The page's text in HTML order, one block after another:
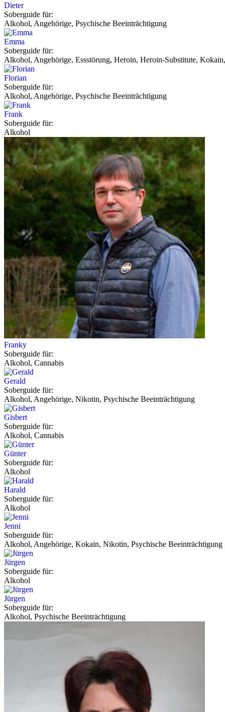
Dieter
Soberguide für:
Alkohol, Angehörige, Psychische Beeinträchtigung
Emma
Soberguide für:
Alkohol, Angehörige, Essstörung, Heroin, Heroin-Substitute,
Florian
Soberguide für:
Alkohol, Angehörige, Psychische Beeinträchtigung
Frank
Soberguide für:
Alkohol
Franky
Soberguide für:
Alkohol, Cannabis
Gerald
Soberguide für:
Alkohol, Angehörige, Nikotin, Psychische Beeinträchtigung
Gisbert
Soberguide für:
Alkohol, Cannabis
Günter
Soberguide für:
Alkohol
Harald
Soberguide für:
Alkohol
Jenni
Soberguide für:
Alkohol, Angehörige, Kokain, Nikotin, Psychische Beeinträchtigung
Jürgen
Soberguide für:
Alkohol
Jürgen
Soberguide für:
Alkohol, Psychische Beeinträchtigung